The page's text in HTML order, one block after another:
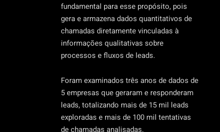
fundamental para esse propósito, pois
gera e armazena dados quantitativos de
chamadas diretamente vinculadas à
informações qualitativas sobre
processos e fluxos de leads.
Foram examinados três anos de dados de
5 empresas que geraram e responderam
leads, totalizando mais de 15 mil leads
exploradas e mais de 100 mil tentativas
de chamadas analisadas.